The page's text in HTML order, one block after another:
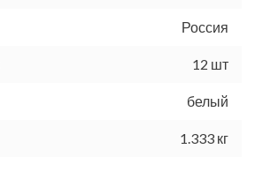
Россия
12 шт
белый
1.333 кг